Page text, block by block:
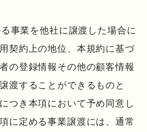
事業を他社に譲渡した場合に
契約上の地位、本規約に基づ
の登録情報その他の顧客情報
渡することができるものと
つき本項において予め同意し
に定める事業譲渡には、通常